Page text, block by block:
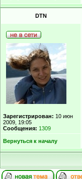
DTN
Зарегистрирован: 10 июн
2009, 19:05
Сообщения: 1309
Вернуться к началу